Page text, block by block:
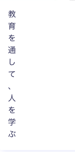
教
育
を
通
し
て
、
人
を
学
ぶ